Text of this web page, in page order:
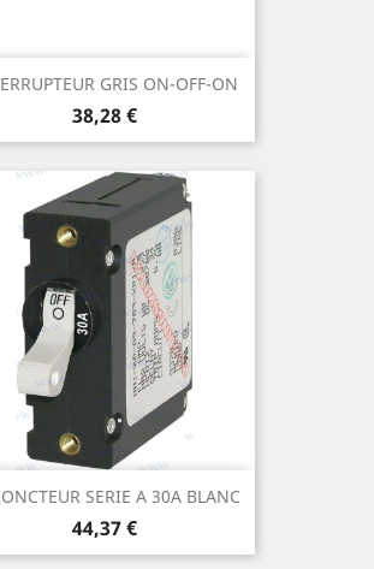
GRIS ON-OFF-ON
Prix
38,28 €
SERIE A 30A BLANC
Prix
44,37 €